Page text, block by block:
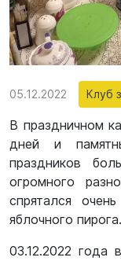
05.12.2022 Клуб
В праздничном
дней и
праздников
огромного
спрятался
яблочного пирога.
03.12.2022 года